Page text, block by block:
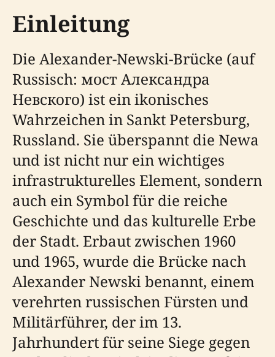
Einleitung
Die Alexander-Newski-Brücke (auf
Russisch: мост Александра
Невского) ist ein ikonisches
Wahrzeichen in Sankt Petersburg,
Russland. Sie überspannt die Newa
und ist nicht nur ein wichtiges
infrastrukturelles Element, sondern
auch ein Symbol für die reiche
Geschichte und das kulturelle Erbe
der Stadt. Erbaut zwischen 1960
und 1965, wurde die Brücke nach
Alexander Newski benannt, einem
verehrten russischen Fürsten und
Militärführer, der im 13.
Jahrhundert für seine Siege gegen